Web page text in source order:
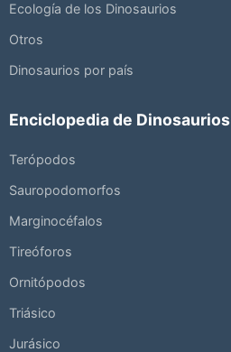
Ecología de los Dinosaurios
Otros
Dinosaurios por país
Enciclopedia de Dinosaurios
Terópodos
Sauropodomorfos
Marginocéfalos
Tireóforos
Ornitópodos
Triásico
Jurásico